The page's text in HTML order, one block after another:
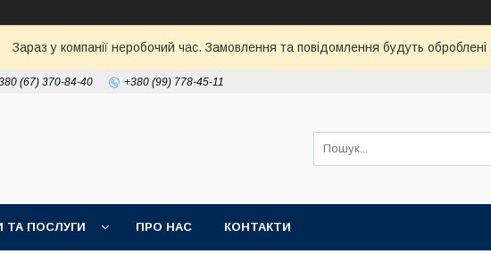
Зараз у компанії неробочий час. Замовлення та повідомлення будуть
(67) 370-84-40 +380 (99) 778-45-11
ТА ПОСЛУГИ ПРО НАС КОНТАКТИ